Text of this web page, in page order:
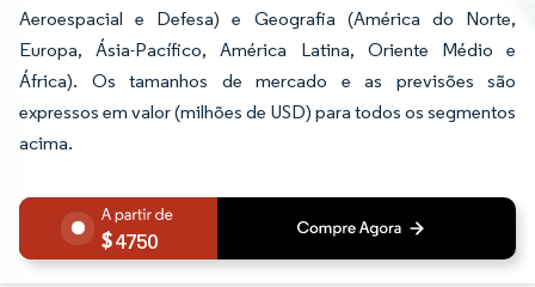
Aeroespacial e Defesa) e Geografia (América do Norte,
Europa, Ásia-Pacífico, América Latina, Oriente Médio e
África). Os tamanhos de mercado e as previsões são
expressos em valor (milhões de USD) para todos os segmentos
acima.
4750